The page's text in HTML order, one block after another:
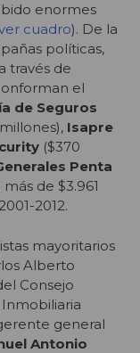
enormes
cuadro). De la
políticas,
través de
el
de Seguros
Isapre
($370
Penta
de $3.961
2012.
mayoritarios
Alberto
Consejo
general
Antonio